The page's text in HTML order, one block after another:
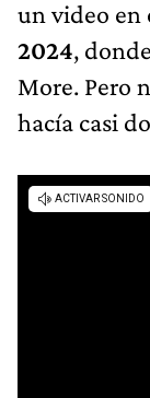
un video en
2024,
More. Pero
hacía casi